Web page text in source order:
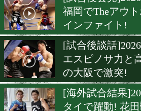
[試合後談
樫谷樹歌、
と激突
[試合後会見
福岡でThe
インファイ